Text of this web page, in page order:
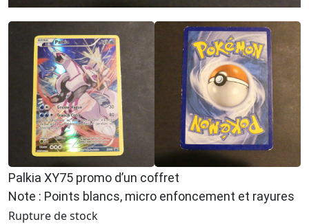
Palkia XY75 promo d’un coffret
Note : Points blancs, micro enfoncement et rayures
Rupture de stock